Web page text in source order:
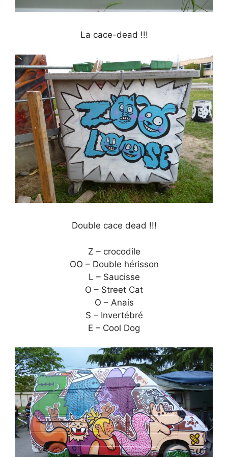
La cace-dead !!!
Double cace dead !!!
Z – crocodile
OO – Double hérisson
L – Saucisse
O – Street Cat
O – Anais
S – Invertébré
E – Cool Dog